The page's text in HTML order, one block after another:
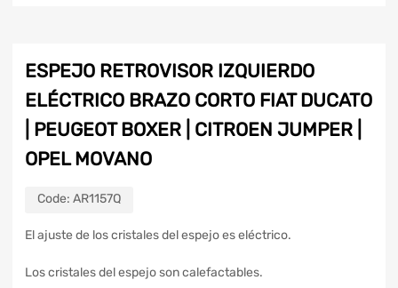
ESPEJO RETROVISOR IZQUIERDO
ELÉCTRICO BRAZO CORTO FIAT DUCATO
| PEUGEOT BOXER | CITROEN JUMPER |
OPEL MOVANO
Code: AR1157Q
El ajuste de los cristales del espejo es eléctrico.
Los cristales del espejo son calefactables.